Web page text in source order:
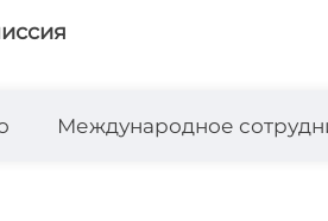
Международное